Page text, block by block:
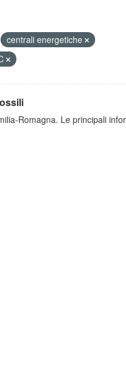
centrali energetiche
Romagna. Le principali